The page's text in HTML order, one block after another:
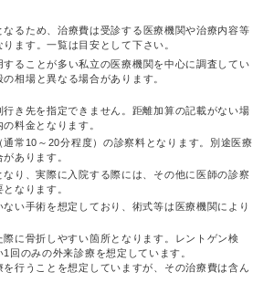
なるため、治療費は受診する医療機関や治療内容等
ます。一覧は目安として下さい。
することが多い私立の医療機関を中心に調査してい
相場と異なる場合があります。
行き先を指定できません。距離加算の記載がない場
料金となります。
通常10～20分程度）の診察料となります。別途医療
あります。
なり、実際に入院する際には、その他に医師の診察
なります。
ない手術を想定しており、術式等は医療機関により
に骨折しやすい箇所となります。レントゲン検
回のみの外来診療を想定しています。
を行うことを想定していますが、その治療費は含ん